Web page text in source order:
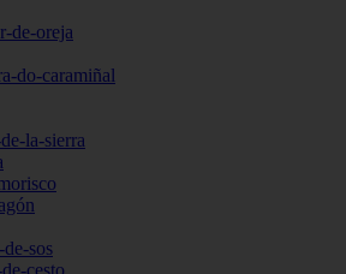
de-oreja
do-caramiñal
la-sierra
sos
cesto